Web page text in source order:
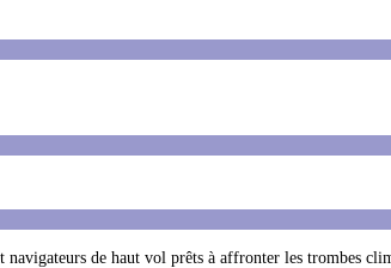
navigateurs de haut vol prêts à affronter les trombes